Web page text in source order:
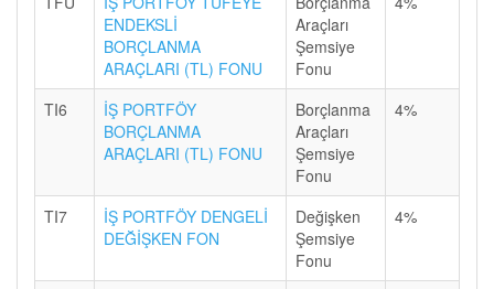
ENDEKSLİ
BORÇLANMA
ARAÇLARI (TL) FONU
Araçları
Şemsiye
Fonu
TI6
İŞ PORTFÖY
BORÇLANMA
ARAÇLARI (TL) FONU
Borçlanma
Araçları
Şemsiye
Fonu
4%
TI7
İŞ PORTFÖY DENGELİ
DEĞİŞKEN FON
Değişken
Şemsiye
Fonu
4%